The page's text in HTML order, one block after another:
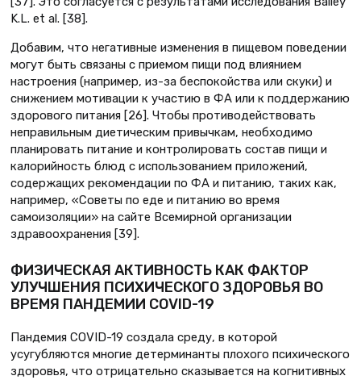
K.L. et al. [38].
Добавим, что негативные изменения в пищевом поведении
могут быть связаны с приемом пищи под влиянием
настроения (например, из-за беспокойства или скуки) и
снижением мотивации к участию в ФА или к поддержанию
здорового питания [26]. Чтобы противодействовать
неправильным диетическим привычкам, необходимо
планировать питание и контролировать состав пищи и
калорийность блюд с использованием приложений,
содержащих рекомендации по ФА и питанию, таких как,
например, «Советы по еде и питанию во время
самоизоляции» на сайте Всемирной организации
здравоохранения [39].
ФИЗИЧЕСКАЯ АКТИВНОСТЬ КАК ФАКТОР
УЛУЧШЕНИЯ ПСИХИЧЕСКОГО ЗДОРОВЬЯ ВО
ВРЕМЯ ПАНДЕМИИ COVID-19
Пандемия COVID-19 создала среду, в которой
усугубляются многие детерминанты плохого психического
здоровья, что отрицательно сказывается на когнитивных